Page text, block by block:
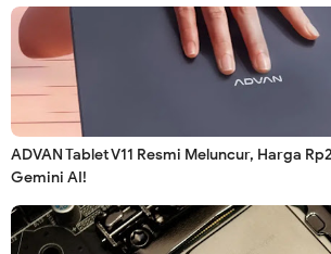
ADVAN Tablet V11 Resmi Meluncur, Harga
Gemini AI!